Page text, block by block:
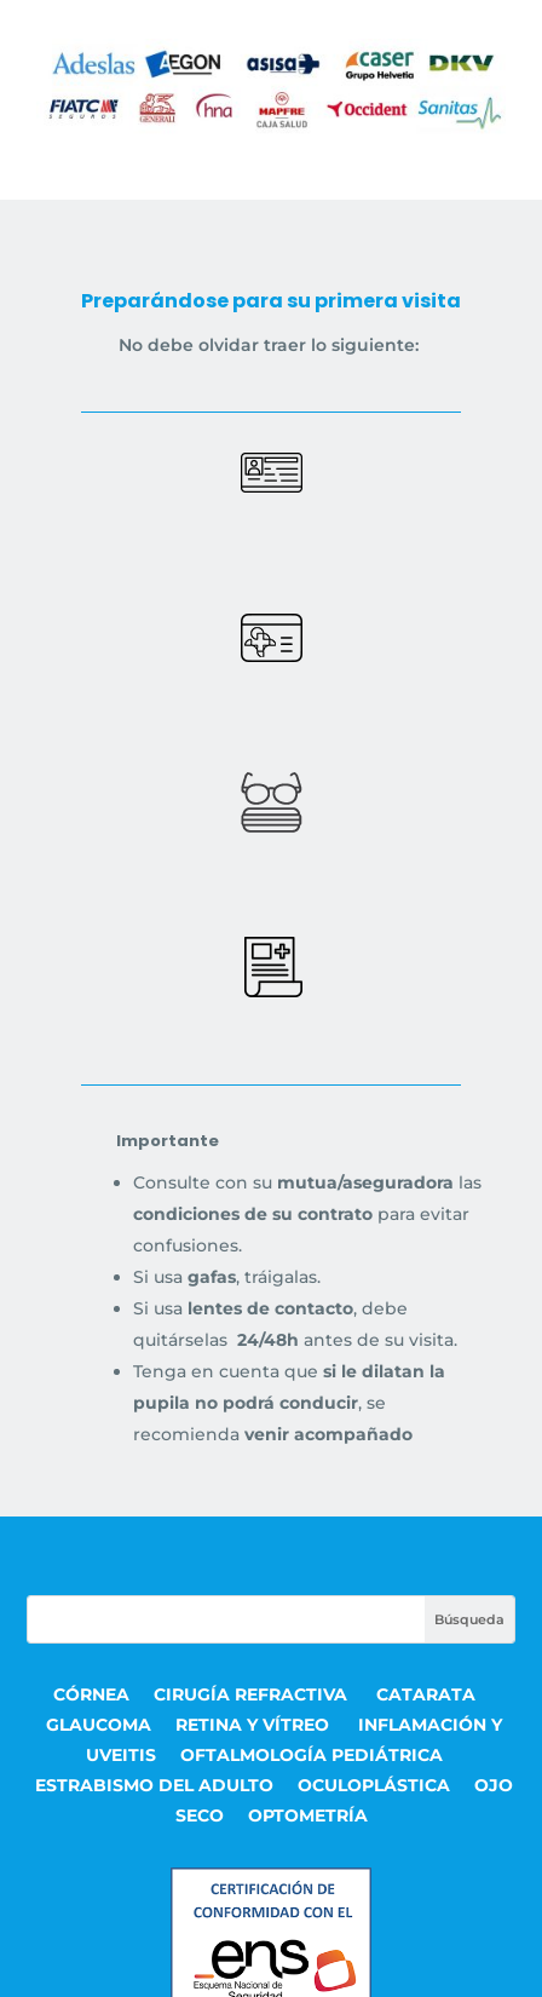
Preparándose para su primera visita
No debe olvidar traer lo siguiente:
Importante
Consulte con sumutua/aseguradora las
condiciones de su contratopara evitar
confusiones.
Si usa gafas, tráigalas.
Si usa lentes de contacto, debe
quitárselas 24/48h antes de su visita.
Tenga en cuenta que si le dilatan la
pupila no podrá conducir, se
recomienda venir acompañado
CÓRNEA CIRUGÍA REFRACTIVA
CATARATA
GLAUCOMA
RETINA Y VÍTREO
INFLAMACIÓN Y
UVEITIS
OFTALMOLOGÍA PEDIÁTRICA
ESTRABISMO DEL ADULTO
OCULOPLÁSTICA
OJO
SECO
OPTOMETRÍA